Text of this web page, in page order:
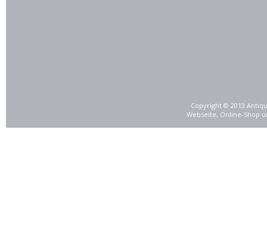
Copyright © 2013
Webseite, Online-Shop